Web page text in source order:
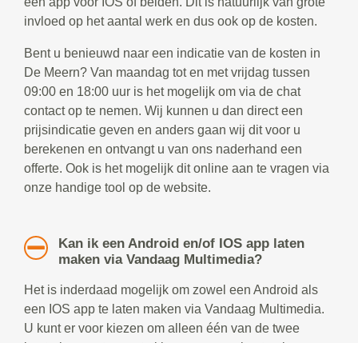
invloed op het aantal werk en dus ook op de kosten.
Bent u benieuwd naar een indicatie van de kosten in
De Meern? Van maandag tot en met vrijdag tussen
09:00 en 18:00 uur is het mogelijk om via de chat
contact op te nemen. Wij kunnen u dan direct een
prijsindicatie geven en anders gaan wij dit voor u
berekenen en ontvangt u van ons naderhand een
offerte. Ook is het mogelijk dit online aan te vragen via
onze handige tool op de website.
Kan ik een Android en/of IOS app laten
maken via Vandaag Multimedia?
Het is inderdaad mogelijk om zowel een Android als
een IOS app te laten maken via Vandaag Multimedia.
U kunt er voor kiezen om alleen één van de twee